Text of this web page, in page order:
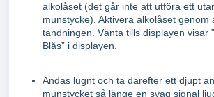
alkolåset (det går inte att utföra ett
munstycke). Aktivera alkolåset genom
tändningen. Vänta tills displayen visar
Blås” i displayen.
Andas lugnt och ta därefter ett djupt
munstycket så länge en svag signal